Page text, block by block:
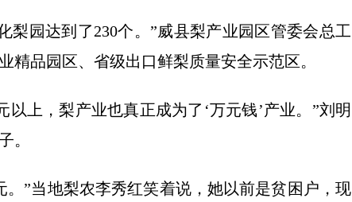
梨园达到了230个。”威县梨产业园区管委会总工
品园区、省级出口鲜梨质量安全示范区。
上，梨产业也真正成为了‘万元钱’产业。”刘明
。
。”当地梨农李秀红笑着说，她以前是贫困户，现